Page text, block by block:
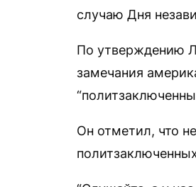
случаю Дня
По утверждению
замечания
Он отметил, что